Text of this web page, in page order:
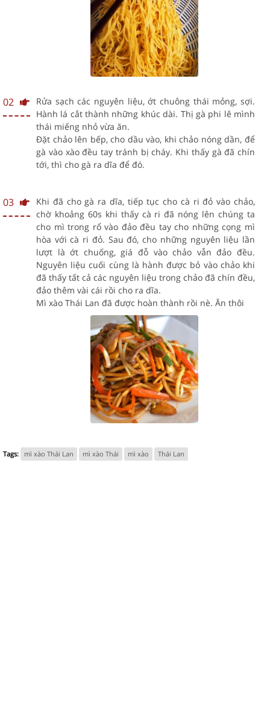
02
Rửa sạch các nguyên liệu, ớt chuông thái mỏng, sợi.
Hành lá cắt thành những khúc dài. Thị gà phi lê mình
thái miếng nhỏ vừa ăn.
Đặt chảo lên bếp, cho dầu vào, khi chảo nóng dần, để
gà vào xào đều tay tránh bị cháy. Khi thấy gà đã chín
tới, thì cho gà ra dĩa để đó.
03
Khi đã cho gà ra dĩa, tiếp tục cho cà ri đỏ vào chảo,
chờ khoảng 60s khi thấy cà ri đã nóng lên chúng ta
cho mì trong rổ vào đảo đều tay cho những cọng mì
hòa với cà ri đỏ. Sau đó, cho những nguyên liệu lần
lượt là ớt chuống, giá đỗ vào chảo vẫn đảo đều.
Nguyên liệu cuối cùng là hành được bỏ vào chảo khi
đã thấy tất cả các nguyên liệu trong chảo đã chín đều,
đảo thêm vài cái rồi cho ra dĩa.
Mì xào Thái Lan đã được hoàn thành rồi nè. Ăn thôi
Tags: mì xào Thái Lan mì xào Thái mì xào Thái Lan